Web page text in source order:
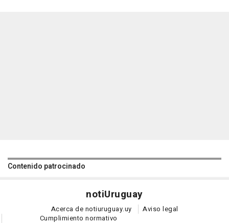
Contenido patrocinado
notiUruguay
Acerca de notiuruguay.uy
Aviso legal
Cumplimiento normativo